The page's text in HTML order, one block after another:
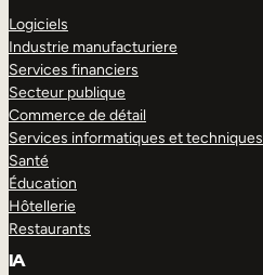
Logiciels
Industrie manufacturiere
Services financiers
Secteur publique
Commerce de détail
Services informatiques et techniques
Santé
Éducation
Hôtellerie
Restaurants
IA